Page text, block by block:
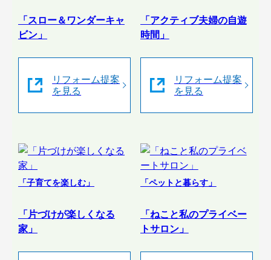
「スロー＆ワンダーキャ
ビン」
リフォーム提案
を見る
「アクティブ夫婦の自遊
時間」
リフォーム提案
を見る
「子育てを楽しむ」
「片づけが楽しくなる
家」
「ペットと暮らす」
「ねこと私のプライベー
トサロン」